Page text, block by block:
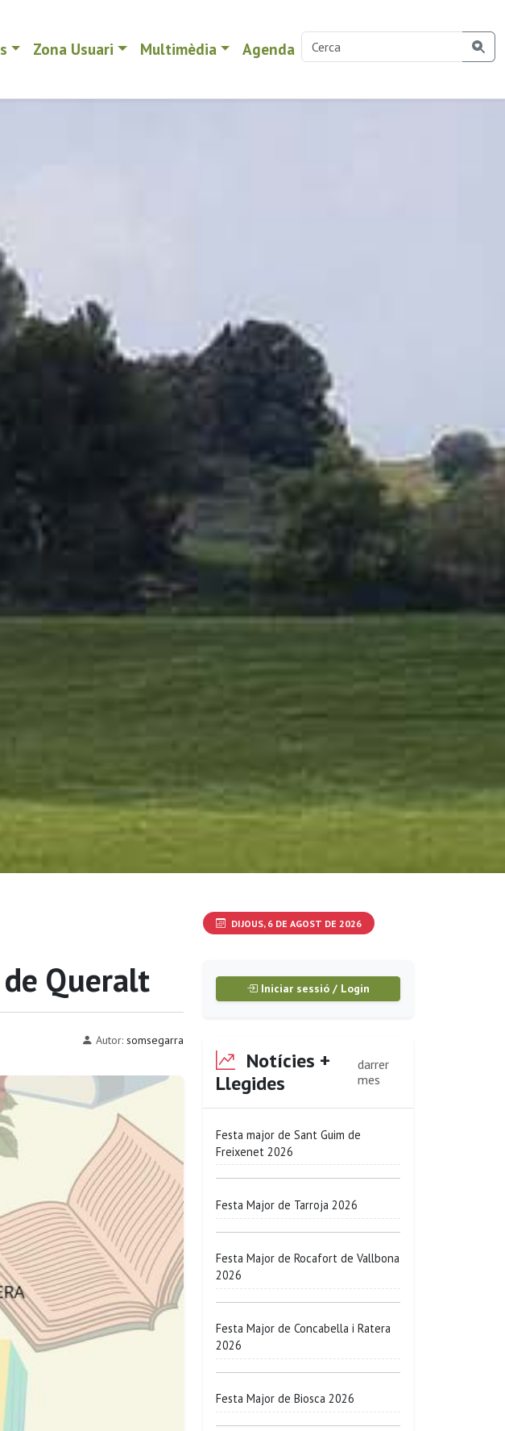
Zona Usuari Multimèdia Agenda
Queralt
Autor: somsegarra
DIJOUS, 6 DE AGOST DE 2026
Iniciar sessió / Login
Notícies +
Llegides
darrer
mes
Festa major de Sant Guim de
Freixenet 2026
Festa Major de Tarroja 2026
Festa Major de Rocafort de Vallbona
2026
Festa Major de Concabella i Ratera
2026
Festa Major de Biosca 2026